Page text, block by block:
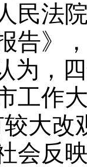
民法
告》
为，
工作
大
会反